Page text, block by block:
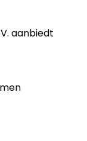
aanbiedt